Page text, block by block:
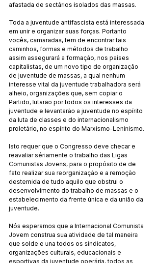
afastada de sectários isolados das massas.
Toda a juventude antifascista está interessada
em unir e organizar suas forças. Portanto
vocês, camaradas, tem de encontrar tais
caminhos, formas e métodos de trabalho
assim assegurará a formação, nos países
capitalistas, de um novo tipo de organização
de juventude de massas, a qual nenhum
interesse vital da juventude trabalhadora será
alheio, organizações que, sem copiar o
Partido, lutarão por todos os interesses da
juventude e levantarão a juventude no espírito
da luta de classes e do internacionalismo
proletário, no espírito do Marxismo-Leninismo.
Isto requer que o Congresso deve checar e
reavaliar sériamente o trabalho das Ligas
Comunistas Jovens, para o propósito de de
fato realizar sua reorganização e a remoção
destemida de tudo aquilo que obstrui o
desenvolvimento do trabalho de massas e o
estabelecimento da frente única e da união da
juventude.
Nós esperamos que a Internacional Comunista
Jovem construa sua atividade de tal maneira
que solde e una todos os sindicatos,
organizações culturais, educacionais e
esportivas da juventude operária, todos as